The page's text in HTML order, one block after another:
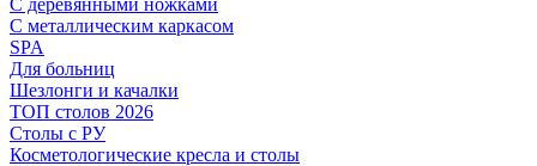
С металлическим каркасом
SPA
Для больниц
Шезлонги и качалки
ТОП столов 2026
Столы с РУ
Косметологические кресла и столы